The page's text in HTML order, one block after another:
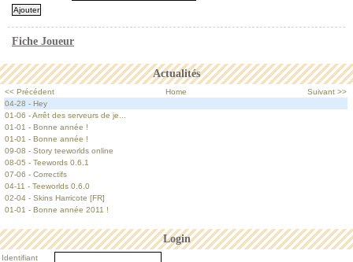
Actualités
<< Précédent Home
Suivant >>
04-28 - Hey
01-06 - Arrêt des serveurs de je...
01-01 - Bonne année !
01-01 - Bonne année !
09-08 - Story teeworlds online
08-05 - Teewords 0.6.1
07-06 - Correctifs
04-11 - Teeworlds 0.6.0
02-04 - Skins Harricote [FR]
01-01 - Bonne année 2011 !
Login
Identifiant
Fiche Joueur